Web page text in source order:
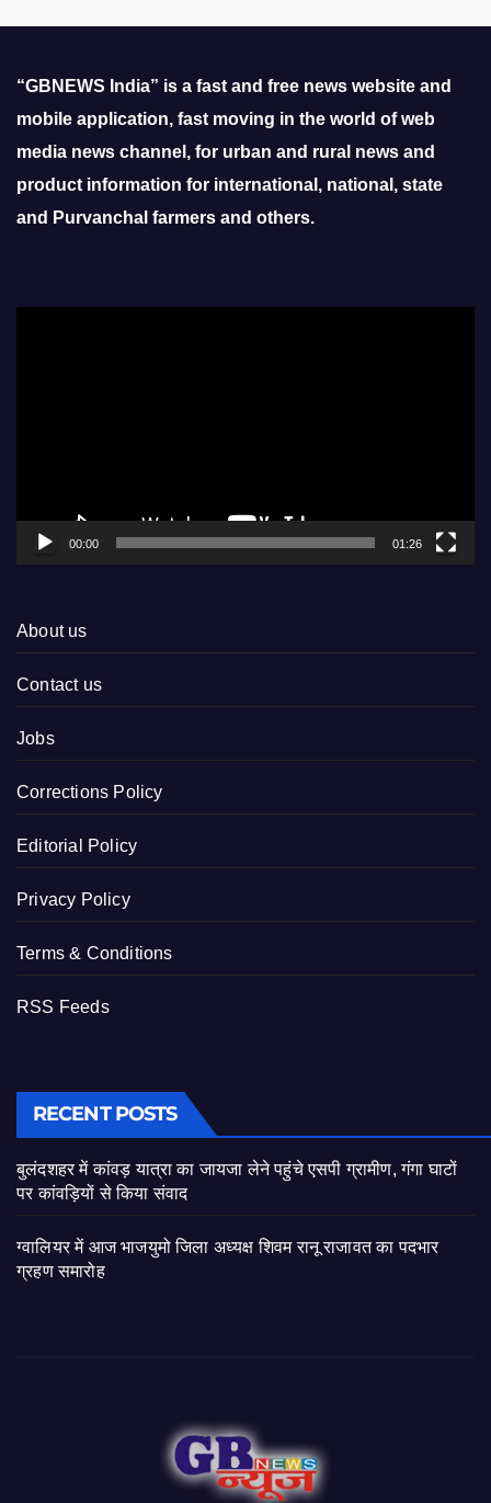
“GBNEWS India” is a fast and free news website and
mobile application, fast moving in the world of web
media news channel, for urban and rural news and
product information for international, national, state
and Purvanchal farmers and others.
00:00 01:26
About us
Contact us
Jobs
Corrections Policy
Editorial Policy
Privacy Policy
Terms & Conditions
RSS Feeds
RECENT POSTS
बुलंदशहर में कांवड़ यात्रा का जायजा लेने पहुंचे एसपी ग्रामीण, गंगा घाटों
पर कांवड़ियों से किया संवाद
ग्वालियर में आज भाजयुमो जिला अध्यक्ष शिवम रानू राजावत का पदभार
ग्रहण समारोह